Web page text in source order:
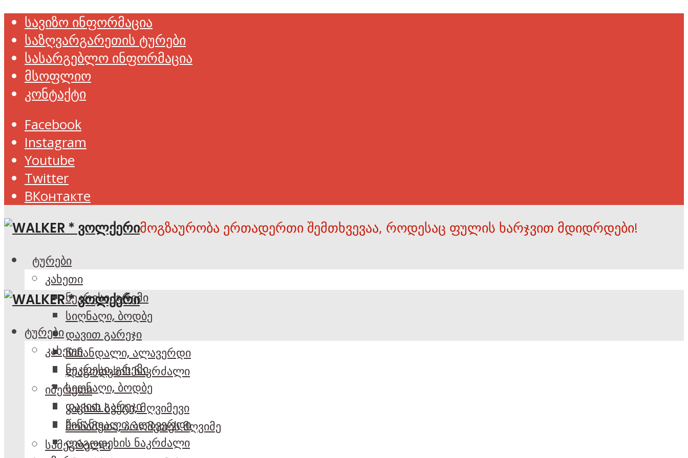
სავიზო ინფორმაცია
საზღვარგარეთის ტურები
სასარგებლო ინფორმაცია
მსოფლიო
კონტაქტი
Facebook
Instagram
Youtube
Twitter
ВКонтакте
მოგზაურობა ერთადერთი შემთხვევაა, როდესაც ფულის ხარჯვით მდიდრდები!
ტურები
კახეთი
ნეკრესი, გრემი
სიღნაღი, ბოდბე
დავით გარეჯი
წინანდალი, ალავერდი
ლაგოდეხის ნაკრძალი
იმერეთი
კაცხის სვეტი, მღვიმევი
მოწამეთა, პრომეთეს მღვიმე
სამეგრელო
ტურები
კახეთი
ნეკრესი, გრემი
სიღნაღი, ბოდბე
დავით გარეჯი
წინანდალი, ალავერდი
ლაგოდეხის ნაკრძალი